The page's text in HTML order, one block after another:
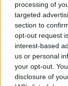
processing of
targeted
section to
opt-out request
interest-based
us or personal
your opt-out.
disclosure of